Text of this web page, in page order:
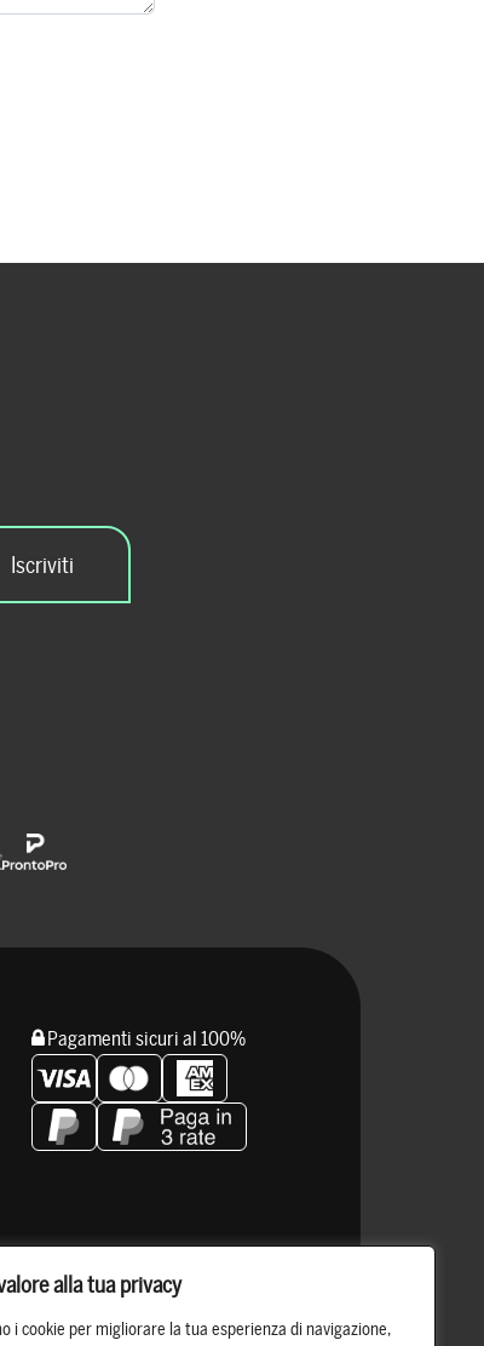
alla tua privacy
i cookie per migliorare la tua esperienza di navigazione,
Pagamenti sicuri al 100%